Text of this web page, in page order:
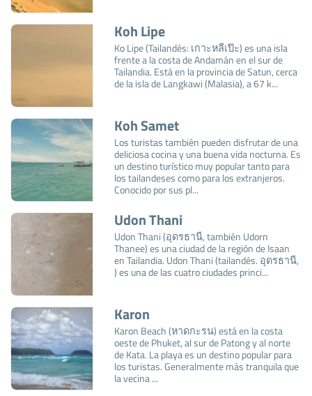
Koh Lipe
Ko Lipe (Tailandés: เกาะหลีเป๊ะ) es una isla
frente a la costa de Andamán en el sur de
Tailandia. Está en la provincia de Satun, cerca
de la isla de Langkawi (Malasia), a 67 k...
Koh Samet
Los turistas también pueden disfrutar de una
deliciosa cocina y una buena vida nocturna. Es
un destino turístico muy popular tanto para
los tailandeses como para los extranjeros.
Conocido por sus pl...
Udon Thani
Udon Thani (อุดรธานี, también Udorn
Thanee) es una ciudad de la región de Isaan
en Tailandia. Udon Thani (tailandés. อุดรธานี,
) es una de las cuatro ciudades princi...
Karon
Karon Beach (หาดกะรน) está en la costa
oeste de Phuket, al sur de Patong y al norte
de Kata. La playa es un destino popular para
los turistas. Generalmente más tranquila que
la vecina ...